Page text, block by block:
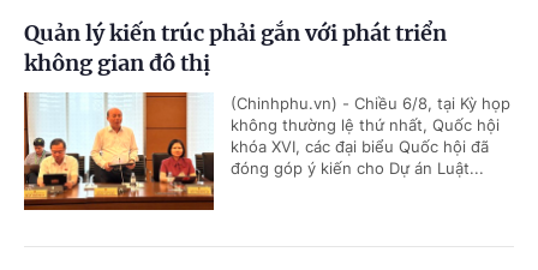
Quản lý kiến trúc phải gắn với phát triển
không gian đô thị
(Chinhphu.vn) - Chiều 6/8, tại Kỳ họp
không thường lệ thứ nhất, Quốc hội
khóa XVI, các đại biểu Quốc hội đã
đóng góp ý kiến cho Dự án Luật...